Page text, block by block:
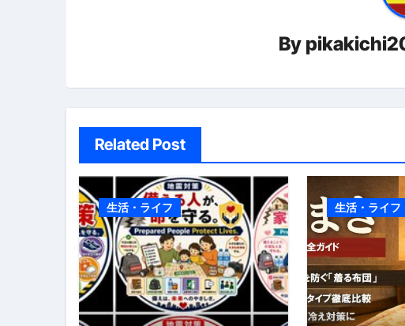
失敗しない「カニ」完全ガイド：ズワ
松前漬とは何か──北海道の海と暮らし
ョ
By
Related Post
生活・ライフ 生活・ライフ